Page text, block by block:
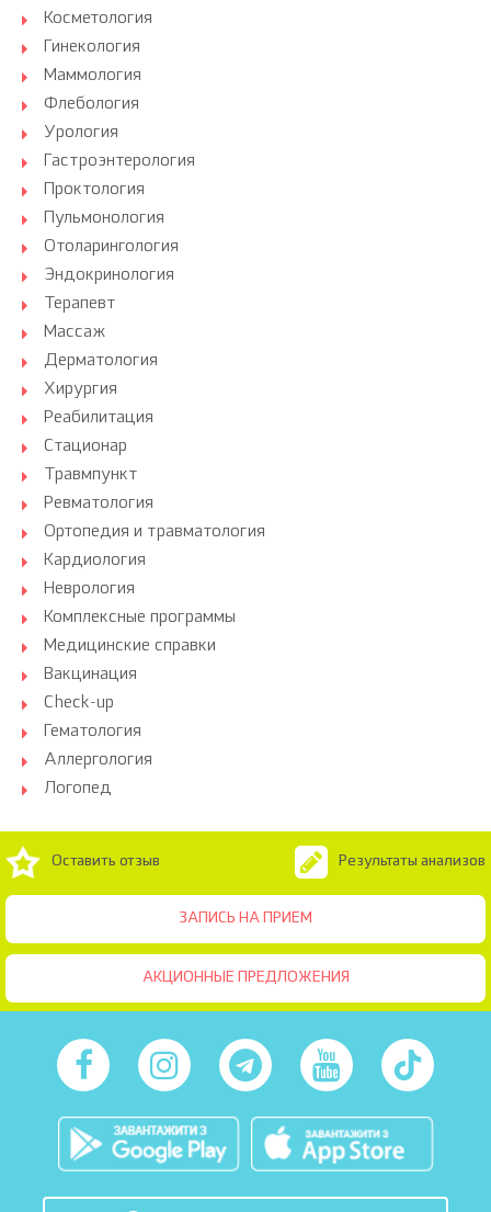
Косметология
Гинекология
Маммология
Флебология
Урология
Гастроэнтерология
Проктология
Пульмонология
Отоларингология
Эндокринология
Терапевт
Массаж
Дерматология
Хирургия
Реабилитация
Стационар
Травмпункт
Ревматология
Ортопедия и травматология
Кардиология
Неврология
Комплексные программы
Медицинские справки
Вакцинация
Check-up
Гематология
Аллергология
Логопед
ЗАПИСЬ НА ПРИЕМ
Оставить отзыв Результаты анализов
АКЦИОННЫЕ ПРЕДЛОЖЕНИЯ